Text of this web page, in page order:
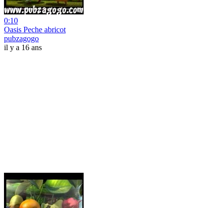
0:10
Oasis Peche abricot
pubzagogo
il y a 16 ans